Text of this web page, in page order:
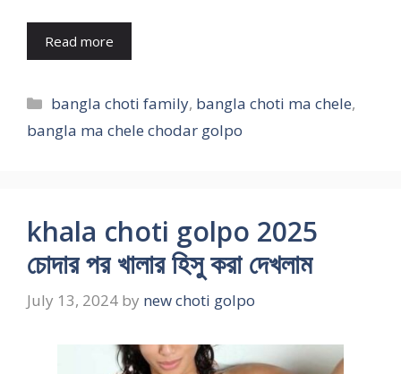
Read more
Categories
bangla choti family, bangla choti ma chele,
bangla ma chele chodar golpo
khala choti golpo 2025
চোদার পর খালার হিসু করা দেখলাম
July 13, 2024 by new choti golpo